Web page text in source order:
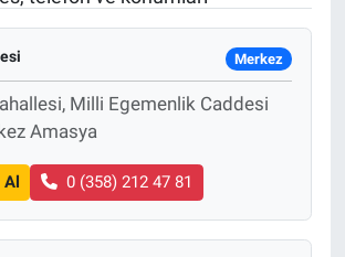
Merkez
Milli Egemenlik Caddesi
Amasya
0 (358) 212 47 81